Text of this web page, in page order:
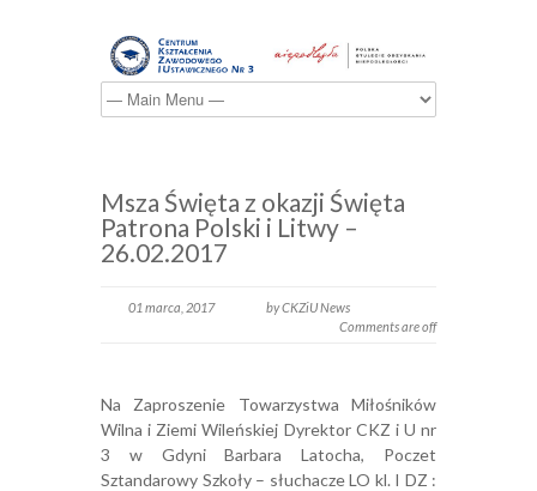
Msza Święta z okazji Święta
Patrona Polski i Litwy –
26.02.2017
01 marca, 2017
by CKZiU News
Comments are off
Na Zaproszenie Towarzystwa Miłośników
Wilna i Ziemi Wileńskiej Dyrektor CKZ i U nr
3 w Gdyni Barbara Latocha, Poczet
Sztandarowy Szkoły – słuchacze LO kl. I DZ :